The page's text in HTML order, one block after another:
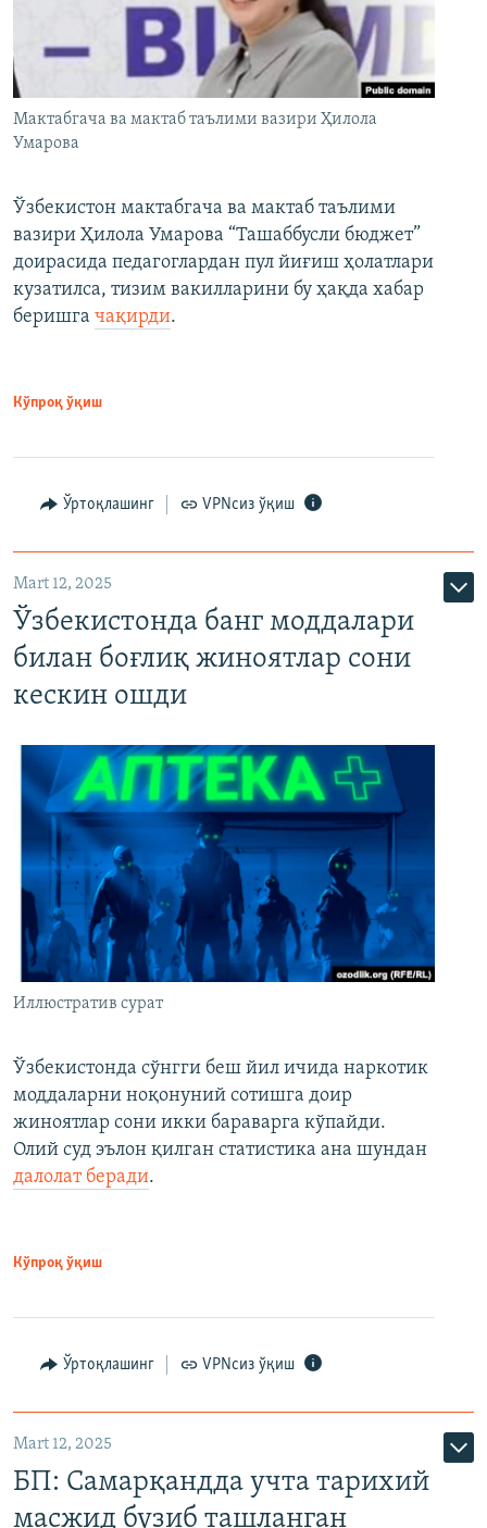
Мактабгача ва мактаб таълими вазири Ҳилола
Умарова
Ўзбекистон мактабгача ва мактаб таълими
вазири Ҳилола Умарова “Ташаббусли бюджет”
доирасида педагоглардан пул йиғиш ҳолатлари
кузатилса, тизим вакилларини бу ҳақда хабар
беришга чақирди.
Кўпроқ ўқиш
Ўртоқлашинг VPNсиз ўқиш
Mart 12, 2025
Ўзбекистонда банг моддалари
билан боғлиқ жиноятлар сони
кескин ошди
Иллюстратив сурат
Ўзбекистонда сўнгги беш йил ичида наркотик
моддаларни ноқонуний сотишга доир
жиноятлар сони икки бараварга кўпайди.
Олий суд эълон қилган статистика ана шундан
далолат беради.
Кўпроқ ўқиш
Ўртоқлашинг VPNсиз ўқиш
Mart 12, 2025
БП: Самарқандда учта тарихий
масжид бузиб ташланган